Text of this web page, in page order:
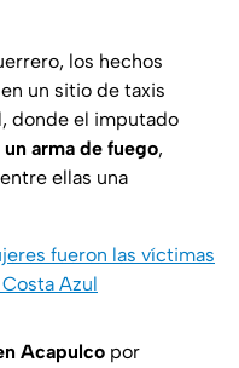
los hechos
en un sitio de taxis
donde el imputado
arma de fuego,
ellas una
fueron las víctimas
Azul
Acapulco por